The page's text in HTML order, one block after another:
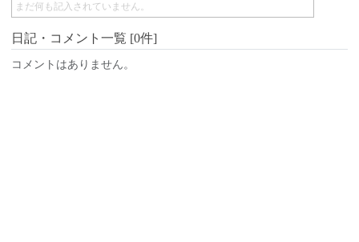
まだ何も記入されていません。
日記・コメント一覧 [0件]
コメントはありません。